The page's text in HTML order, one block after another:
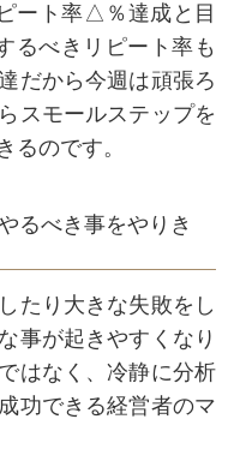
ート率△％達成と目
るべきリピート率も
だから今週は頑張ろ
スモールステップを
るのです。
るべき事をやりき
たり大きな失敗をし
事が起きやすくなり
はなく、冷静に分析
功できる経営者のマ